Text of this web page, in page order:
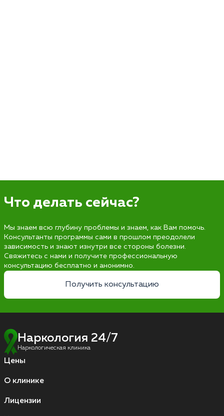
Что делать сейчас?
Мы знаем всю глубину проблемы и знаем, как Вам помочь.
Консультанты программы сами в прошлом преодолели
зависимость и знают изнутри все стороны болезни.
Свяжитесь с нами и получите профессиональную
консультацию бесплатно и анонимно.
Получить консультацию
Наркология 24/7
Наркологическая клиника
Цены
О клинике
Лицензии